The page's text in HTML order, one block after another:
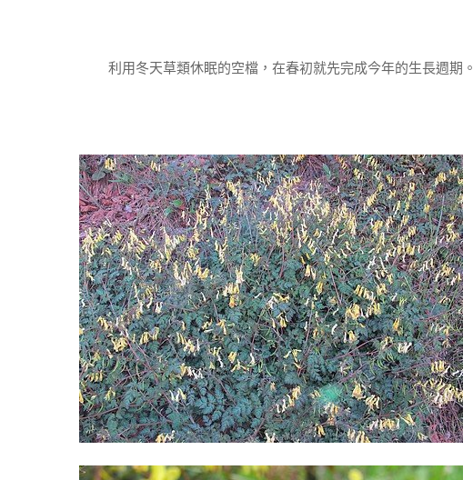
利用冬天草類休眠的空檔，在春初就先完成今年的生長週期。